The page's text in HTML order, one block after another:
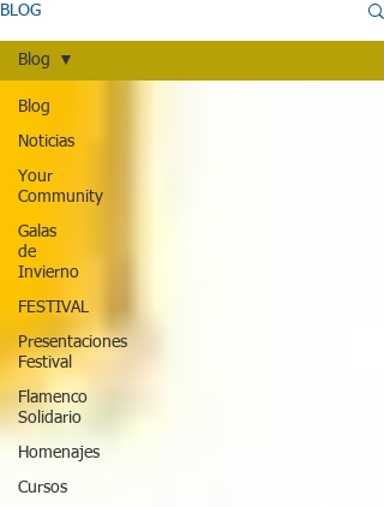
BLOG
Blog
Noticias
Your
Community
Galas
de
Invierno
FESTIVAL
Presentaciones
Festival
Flamenco
Solidario
Homenajes
Cursos
Blog